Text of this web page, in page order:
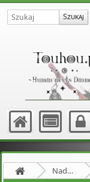
Nadprzyrodzona Granica